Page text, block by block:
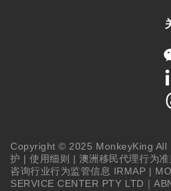
Copyright © 2025 MonkeyKing All
护 |使用细则 | 澳洲移民代理行为
咨询行业行为监管信息 IRMAP |
SERVICE CENTER PTY LTD｜